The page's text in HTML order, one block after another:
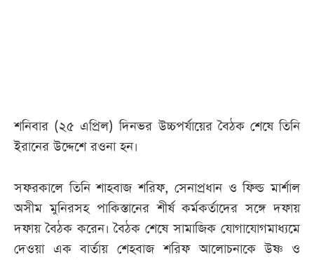
শনিবার (২৫ এপ্রিল) দিনভর উচ্চপর্যায়ের বৈঠক শেষে তিনি
ইরানের উদ্দেশে রওনা হন।
সফরকালে তিনি শাহবাজ শরিফ, সেনাপ্রধান ও ফিল্ড মার্শাল
অসীম মুনিরসহ পাকিস্তানের শীর্ষ কর্মকর্তাদের সঙ্গে দফায়
দফায় বৈঠক করেন। বৈঠক শেষে সামাজিক যোগাযোগমাধ্যমে
দেওয়া এক বার্তায় শেহবাজ শরিফ আলোচনাকে উষ্ণ ও